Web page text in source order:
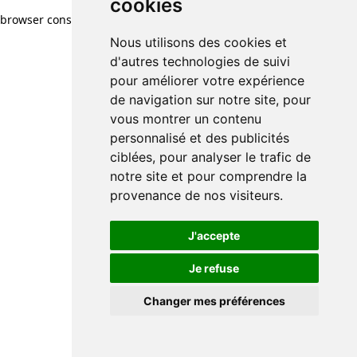
cookies
Nous utilisons des cookies et
d'autres technologies de suivi
pour améliorer votre expérience
de navigation sur notre site, pour
vous montrer un contenu
personnalisé et des publicités
ciblées, pour analyser le trafic de
notre site et pour comprendre la
provenance de nos visiteurs.
J'accepte
Je refuse
Changer mes préférences
browser console for more information)